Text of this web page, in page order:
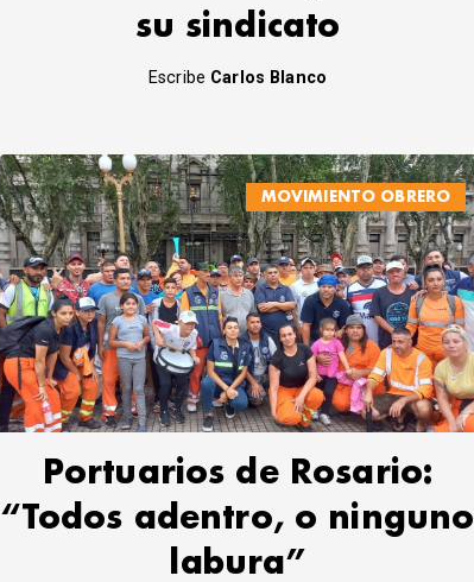
su sindicato
Escribe Carlos Blanco
MOVIMIENTO OBRERO
Portuarios de Rosario:
“Todos adentro, o ninguno
labura”